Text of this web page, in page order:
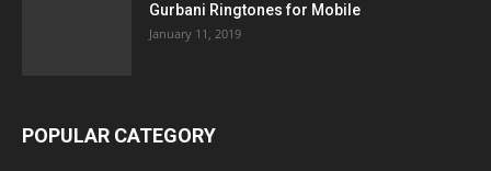
Gurbani Ringtones for Mobile
January 11, 2019
POPULAR CATEGORY